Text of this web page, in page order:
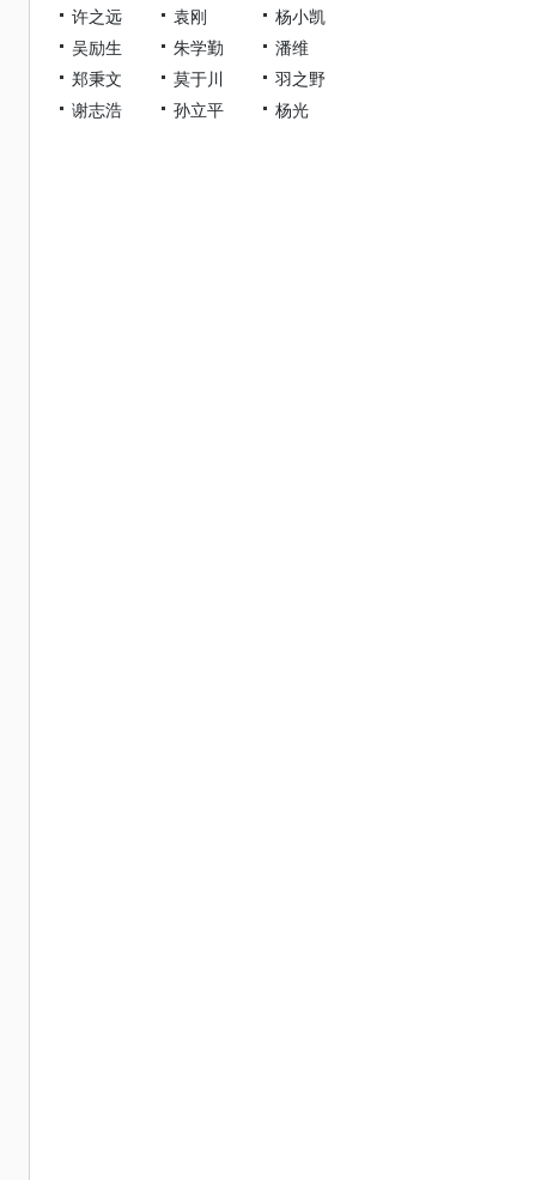
许之远
袁刚
杨小凯
吴励生
朱学勤
潘维
郑秉文
莫于川
羽之野
谢志浩
孙立平 杨光